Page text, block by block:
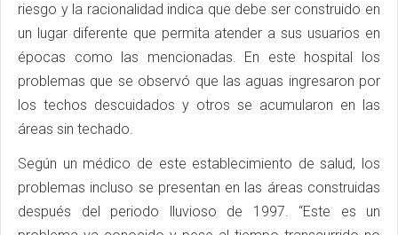
riesgo y la racionalidad indica que debe ser construido en
un lugar diferente que permita atender a sus usuarios en
épocas como las mencionadas. En este hospital los
problemas que se observó que las aguas ingresaron por
los techos descuidados y otros se acumularon en las
áreas sin techado.
Según un médico de este establecimiento de salud, los
problemas incluso se presentan en las áreas construidas
después del periodo lluvioso de 1997. “Este es un